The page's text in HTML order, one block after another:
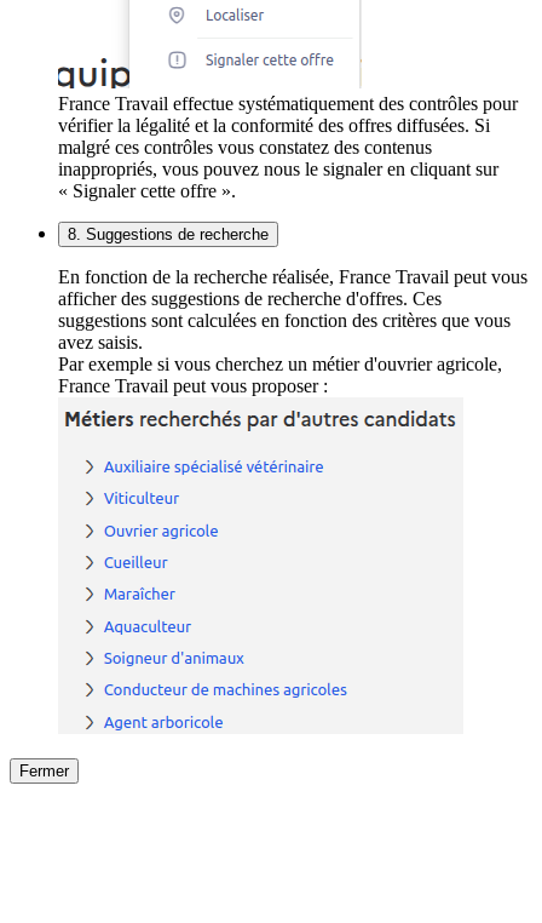
France Travail effectue systématiquement des contrôles pour
vérifier la légalité et la conformité des offres diffusées. Si
malgré ces contrôles vous constatez des contenus
inappropriés, vous pouvez nous le signaler en cliquant sur
« Signaler cette offre ».
8. Suggestions de recherche
En fonction de la recherche réalisée, France Travail peut vous
afficher des suggestions de recherche d'offres. Ces
suggestions sont calculées en fonction des critères que vous
avez saisis.
Par exemple si vous cherchez un métier d'ouvrier agricole,
France Travail peut vous proposer :
Fermer